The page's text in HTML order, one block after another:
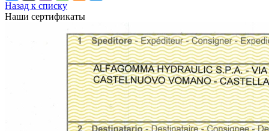
Назад к списку
Наши сертификаты